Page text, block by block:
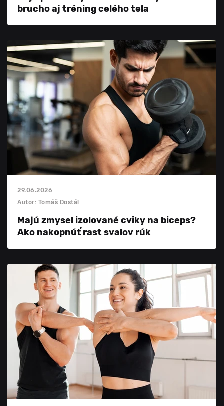
brucho aj tréning celého tela
29.06.2026
Autor: Tomáš Dostál
Majú zmysel izolované cviky na biceps?
Ako nakopnúť rast svalov rúk